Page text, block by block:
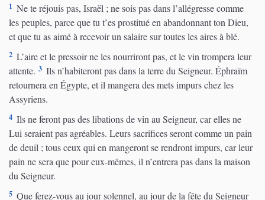
1 Ne te réjouis pas, Israël ; ne sois pas dans l’allégresse comme
les peuples, parce que tu t’es prostitué en abandonnant ton Dieu,
et que tu as aimé à recevoir un salaire sur toutes les aires à blé.
2 L’aire et le pressoir ne les nourriront pas, et le vin trompera leur
attente. 3 Ils n’habiteront pas dans la terre du Seigneur. Éphraïm
retournera en Égypte, et il mangera des mets impurs chez les
Assyriens.
4 Ils ne feront pas des libations de vin au Seigneur, car elles ne
Lui seraient pas agréables. Leurs sacrifices seront comme un pain
de deuil ; tous ceux qui en mangeront se rendront impurs, car leur
pain ne sera que pour eux-mêmes, il n’entrera pas dans la maison
du Seigneur.
5 Que ferez-vous au jour solennel, au jour de la fête du Seigneur